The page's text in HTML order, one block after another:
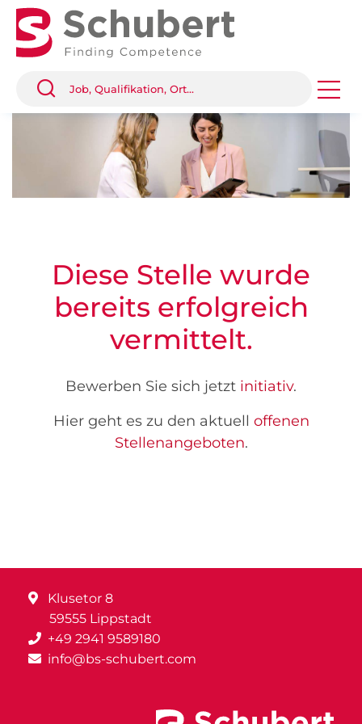
Diese Stelle wurde
bereits erfolgreich
vermittelt.
Bewerben Sie sich jetzt initiativ.
Hier geht es zu den aktuell offenen
Stellenangeboten.
Klusetor 8
59555 Lippstadt
+49 2941 9589180
info@bs-schubert.com